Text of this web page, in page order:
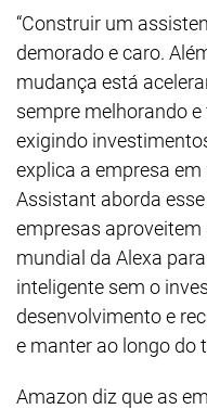
“Construir um
demorado e caro.
mudança está
sempre melhorando
exigindo
explica a empresa em
Assistant aborda
empresas aproveitem
mundial da Alexa
inteligente sem o
desenvolvimento e
e manter ao longo do
Amazon diz que as